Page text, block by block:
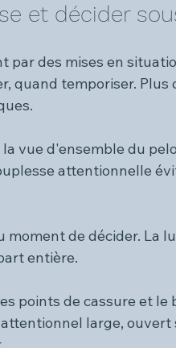
et décider
par des mises en
quand temporiser. Plus
vue d'ensemble du
attentionnelle
moment de décider. La
entière.
points de cassure et le
large, ouvert